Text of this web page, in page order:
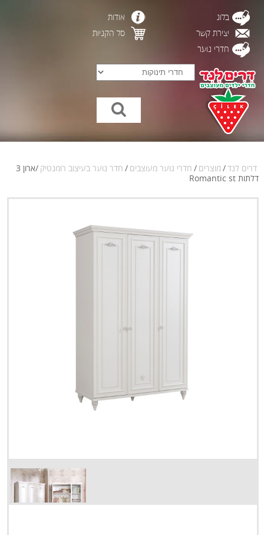
בלוג
אודות
יצירת קשר
סל הקניות
חדרי נוער
דרים לנד/ מוצרים / חדרי נוער מעוצבים / חדר נוער בעיצוב רומנטיק /
ארון 3
דלתות Romantic st